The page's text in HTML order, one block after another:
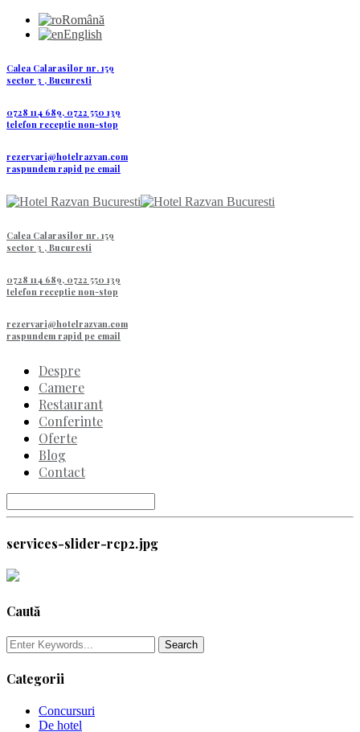
Română
English
Calea Calarasilor nr. 159
sector 3 , Bucuresti
0728 114 689, 0722 550 139
telefon receptie non-stop
rezervari@hotelrazvan.com
raspundem rapid pe email
Calea Calarasilor nr. 159
sector 3 , Bucuresti
0728 114 689, 0722 550 139
telefon receptie non-stop
rezervari@hotelrazvan.com
raspundem rapid pe email
Despre
Camere
Restaurant
Conferinte
Oferte
Blog
Contact
services-slider-rcp2.jpg
Caută
Categorii
Concursuri
De hotel